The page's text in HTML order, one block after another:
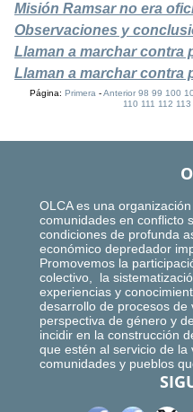
Misión Ramsar no era
Observaciones y
Llaman a marchar contra
Llaman a marchar contra
Página:Primera -Anterior 98 99 100
110 111 112 113
OLCA es una
comunidades en conflicto
condiciones de profunda
económico depredador
Promovemos la
colectivo, la
experiencias y
desarrollo de procesos
perspectiva de género y
incidir en la construcción
que estén al servicio de la
comunidades y pueblos